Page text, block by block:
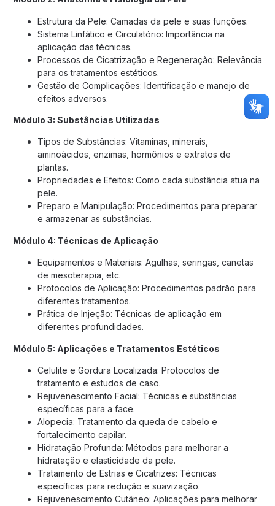
Estrutura da Pele: Camadas da pele e suas funções.
Sistema Linfático e Circulatório: Importância na
aplicação das técnicas.
Processos de Cicatrização e Regeneração: Relevância
para os tratamentos estéticos.
Gestão de Complicações: Identificação e manejo de
efeitos adversos.
Módulo 3: Substâncias Utilizadas
Tipos de Substâncias: Vitaminas, minerais,
aminoácidos, enzimas, hormônios e extratos de
plantas.
Propriedades e Efeitos: Como cada substância atua na
pele.
Preparo e Manipulação: Procedimentos para preparar
e armazenar as substâncias.
Módulo 4: Técnicas de Aplicação
Equipamentos e Materiais: Agulhas, seringas, canetas
de mesoterapia, etc.
Protocolos de Aplicação: Procedimentos padrão para
diferentes tratamentos.
Prática de Injeção: Técnicas de aplicação em
diferentes profundidades.
Módulo 5: Aplicações e Tratamentos Estéticos
Celulite e Gordura Localizada: Protocolos de
tratamento e estudos de caso.
Rejuvenescimento Facial: Técnicas e substâncias
específicas para a face.
Alopecia: Tratamento da queda de cabelo e
fortalecimento capilar.
Hidratação Profunda: Métodos para melhorar a
hidratação e elasticidade da pele.
Tratamento de Estrias e Cicatrizes: Técnicas
específicas para redução e suavização.
Rejuvenescimento Cutâneo: Aplicações para melhorar